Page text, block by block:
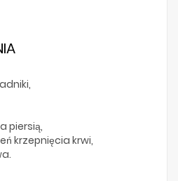
piersią,
krzepnięcia krwi,